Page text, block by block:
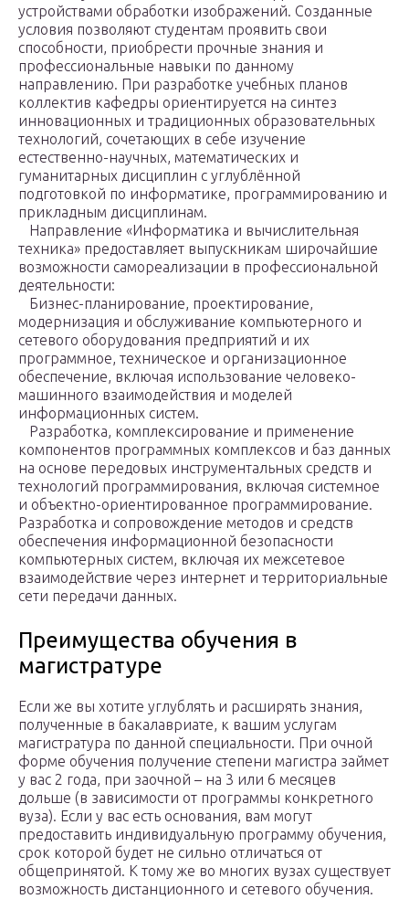
устройствами обработки изображений. Созданные
условия позволяют студентам проявить свои
способности, приобрести прочные знания и
профессиональные навыки по данному
направлению. При разработке учебных планов
коллектив кафедры ориентируется на синтез
инновационных и традиционных образовательных
технологий, сочетающих в себе изучение
естественно-научных, математических и
гуманитарных дисциплин с углублённой
подготовкой по информатике, программированию и
прикладным дисциплинам.
Направление «Информатика и вычислительная
техника» предоставляет выпускникам широчайшие
возможности самореализации в профессиональной
деятельности:
Бизнес-планирование, проектирование,
модернизация и обслуживание компьютерного и
сетевого оборудования предприятий и их
программное, техническое и организационное
обеспечение, включая использование человеко-
машинного взаимодействия и моделей
информационных систем.
Разработка, комплексирование и применение
компонентов программных комплексов и баз данных
на основе передовых инструментальных средств и
технологий программирования, включая системное
и объектно-ориентированное программирование.
Разработка и сопровождение методов и средств
обеспечения информационной безопасности
компьютерных систем, включая их межсетевое
взаимодействие через интернет и территориальные
сети передачи данных.
Преимущества обучения в
магистратуре
Если же вы хотите углублять и расширять знания,
полученные в бакалавриате, к вашим услугам
магистратура по данной специальности. При очной
форме обучения получение степени магистра займет
у вас 2 года, при заочной – на 3 или 6 месяцев
дольше (в зависимости от программы конкретного
вуза). Если у вас есть основания, вам могут
предоставить индивидуальную программу обучения,
срок которой будет не сильно отличаться от
общепринятой. К тому же во многих вузах существует
возможность дистанционного и сетевого обучения.